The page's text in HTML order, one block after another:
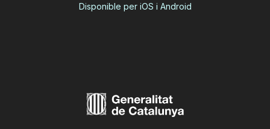
Disponible per iOS i Android